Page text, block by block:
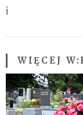
i
WIĘCEJ W: